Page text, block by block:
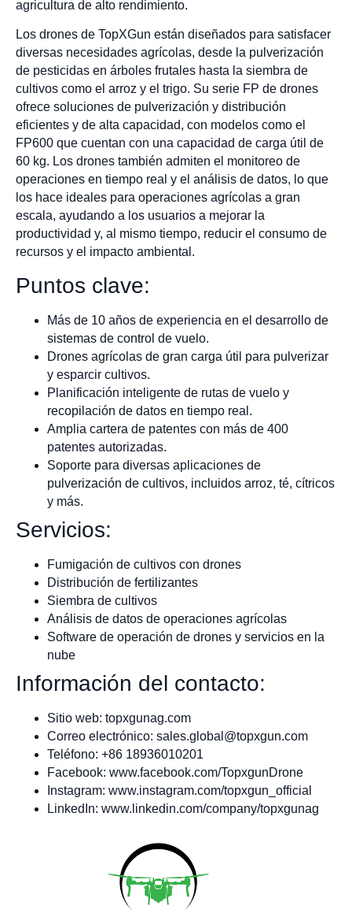
agricultura de alto rendimiento.
Los drones de TopXGun están diseñados para satisfacer
diversas necesidades agrícolas, desde la pulverización
de pesticidas en árboles frutales hasta la siembra de
cultivos como el arroz y el trigo. Su serie FP de drones
ofrece soluciones de pulverización y distribución
eficientes y de alta capacidad, con modelos como el
FP600 que cuentan con una capacidad de carga útil de
60 kg. Los drones también admiten el monitoreo de
operaciones en tiempo real y el análisis de datos, lo que
los hace ideales para operaciones agrícolas a gran
escala, ayudando a los usuarios a mejorar la
productividad y, al mismo tiempo, reducir el consumo de
recursos y el impacto ambiental.
Puntos clave:
Más de 10 años de experiencia en el desarrollo de
sistemas de control de vuelo.
Drones agrícolas de gran carga útil para pulverizar
y esparcir cultivos.
Planificación inteligente de rutas de vuelo y
recopilación de datos en tiempo real.
Amplia cartera de patentes con más de 400
patentes autorizadas.
Soporte para diversas aplicaciones de
pulverización de cultivos, incluidos arroz, té, cítricos
y más.
Servicios:
Fumigación de cultivos con drones
Distribución de fertilizantes
Siembra de cultivos
Análisis de datos de operaciones agrícolas
Software de operación de drones y servicios en la
nube
Información del contacto:
Sitio web: topxgunag.com
Correo electrónico: sales.global@topxgun.com
Teléfono: +86 18936010201
Facebook: www.facebook.com/TopxgunDrone
Instagram: www.instagram.com/topxgun_official
LinkedIn: www.linkedin.com/company/topxgunag